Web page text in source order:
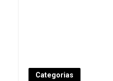
Categorias